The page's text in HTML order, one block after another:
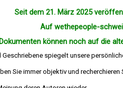
Seit dem 21. März 2025
Auf wethepeople-
können noch auf die
Geschriebene spiegelt unsere
Sie immer objektiv und recherchieren